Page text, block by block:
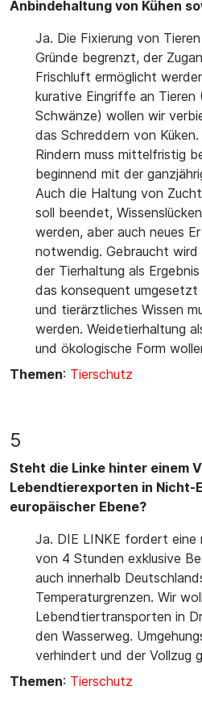
Anbindehaltung von Kühen
Ja. Die Fixierung von
Gründe begrenzt, der
Frischluft ermöglicht
kurative Eingriffe an Tieren
Schwänze) wollen wir
das Schreddern von
Rindern muss mittelfristig
beginnend mit der
Auch die Haltung von
soll beendet,
werden, aber auch neues
notwendig. Gebraucht
der Tierhaltung als
das konsequent
und tierärztliches Wissen
werden. Weidetierhaltung
und ökologische Form
Themen: Tierschutz
5
Steht die Linke hinter einem
Lebendtierexporten in Nicht-
europäischer Ebene?
Ja. DIE LINKE fordert eine
von 4 Stunden exklusive
auch innerhalb
Temperaturgrenzen. Wir
Lebendtiertransporten in
den Wasserweg.
verhindert und der Vollzug
Themen: Tierschutz